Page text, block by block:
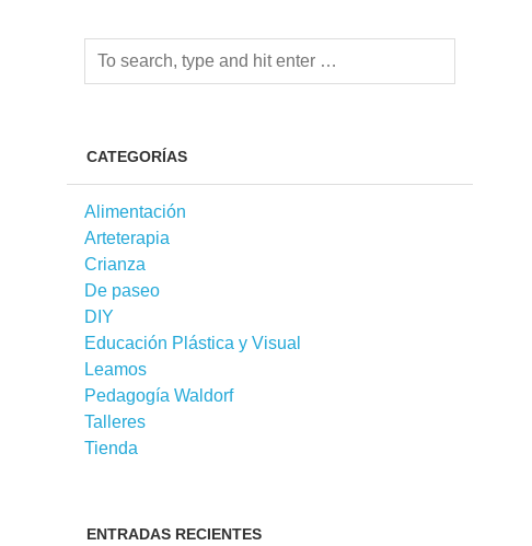
CATEGORÍAS
Alimentación
Arteterapia
Crianza
De paseo
DIY
Educación Plástica y Visual
Leamos
Pedagogía Waldorf
Talleres
Tienda
ENTRADAS RECIENTES